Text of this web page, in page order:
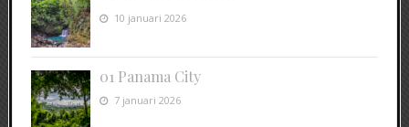
10 januari 2026
01 Panama City
7 januari 2026